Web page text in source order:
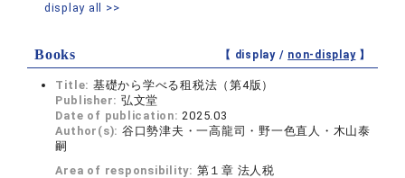
display all >>
Books 【 display / non-display】
Title: 基礎から学べる租税法（第4版）
Publisher: 弘文堂
Date of publication:2025.03
Author(s): 谷口勢津夫・一高龍司・野一色直人・木山泰
嗣
Area of responsibility: 第１章 法人税